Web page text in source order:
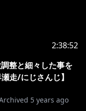
2:38:52
整と細々した事を
走/にじさんじ】
5 years ago